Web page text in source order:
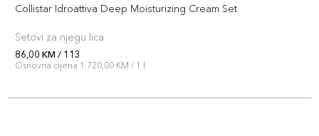
Collistar Idroattiva Deep Moisturizing Cream Set
Setovi za njegu lica
86,00 KM / 113
Osnovna cijena 1.720,00 KM / 1 l